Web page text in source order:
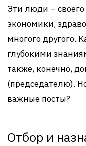
Эти люди – своего
экономики,
многого другого.
глубокими
также, конечно,
(председателю).
важные посты?
Отбор и